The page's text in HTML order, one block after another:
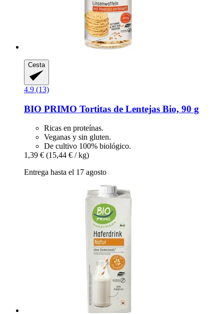
Cesta
4.9 (13)
BIO PRIMO Tortitas de Lentejas Bio, 90 g
Ricas en proteínas.
Veganas y sin gluten.
De cultivo 100% biológico.
1,39 € (15,44 € / kg)
Entrega hasta el 17 agosto